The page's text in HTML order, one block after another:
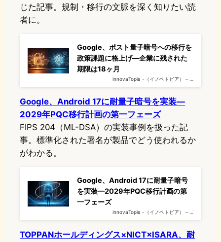
じた記事。規制・移行の文脈を深く知りたい読
者に。
Google、ポスト量子暗号への移行を
政策課題に格上げ—企業に残された
期限は18ヶ月
innovaTopia -（イノベトピア） – …
Google、Android 17に耐量子暗号を実装—
2029年PQC移行計画の第一フェーズ
FIPS 204（ML-DSA）の実装事例を扱った記
事。標準化された署名が製品でどう使われるか
がわかる。
Google、Android 17に耐量子暗号
を実装—2029年PQC移行計画の第
一フェーズ
innovaTopia -（イノベトピア） – …
TOPPANホールディングス×NICT×ISARA、耐